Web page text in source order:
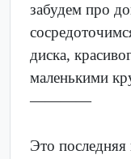
забудем про
диска,
маленькими
————
Это